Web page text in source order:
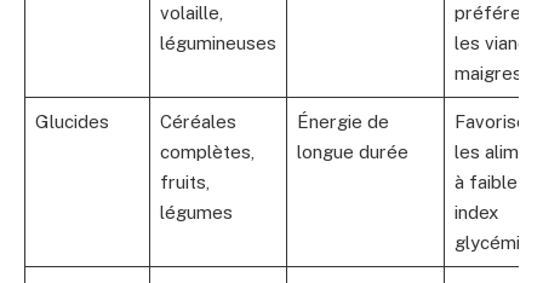
volaille,
légumineuses
préférer
les
maigres
Glucides
Céréales
complètes,
fruits,
légumes
Énergie de
longue durée
Favoriser
les
à faible
index